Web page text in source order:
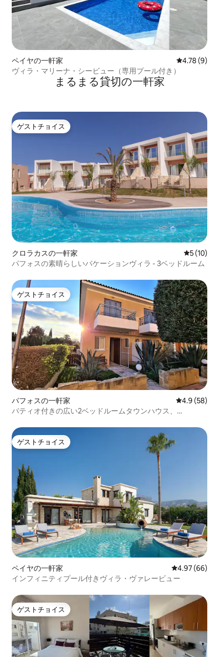
ペイヤの一軒家 レビュー9
4.78 (9)
ヴィラ・マリーナ・シービュー（専用プール付き）
まるまる貸切の一軒家
ゲストチョイス
ゲストチョイス
クロラカスの一軒家 レビュー
5 (10)
パフォスの素晴らしいバケーションヴィラ - 3ベッドルーム
ゲストチョイス
ゲストチョイス
パフォスの一軒家 レビュー58
4.9 (58)
パティオ付きの広い2ベッドルームタウンハウス、
ゲストチョイス
ゲストチョイス
ペイヤの一軒家 レビュー66
4.97 (66)
インフィニティプール付きヴィラ・ヴァレービュー
ゲストチョイス
ゲストチョイス